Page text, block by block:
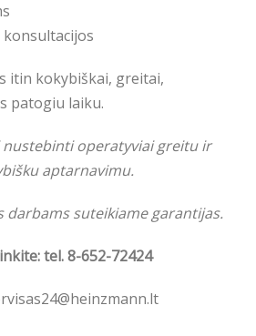
itin kokybiškai, greitai,
patogiu laiku.
nustebinti operatyviai greitu ir
aptarnavimu.
darbams suteikiame garantijas.
tel. 8-652-72424